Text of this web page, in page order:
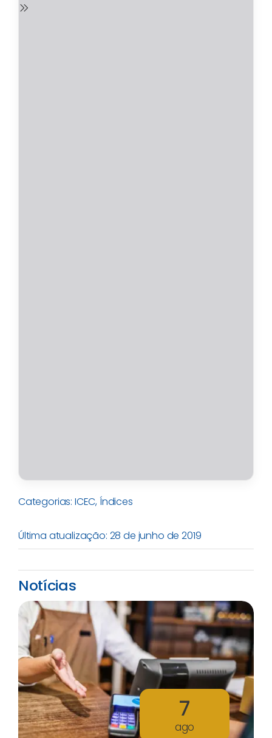
Categorias: ICEC, Índices
Última atualização: 28 de junho de 2019
Notícias
7
ago